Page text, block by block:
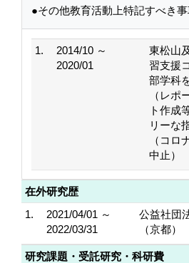
●その他教育活動上特記すべき
1.
2014/10 ～
2020/01
東松山
習支援
部学科
（レポ
ト作成
リーな
（コロ
中止）
在外研究歴
1.
2021/04/01 ～
2022/03/31
公益社団
（京都
研究課題・受託研究・科研費